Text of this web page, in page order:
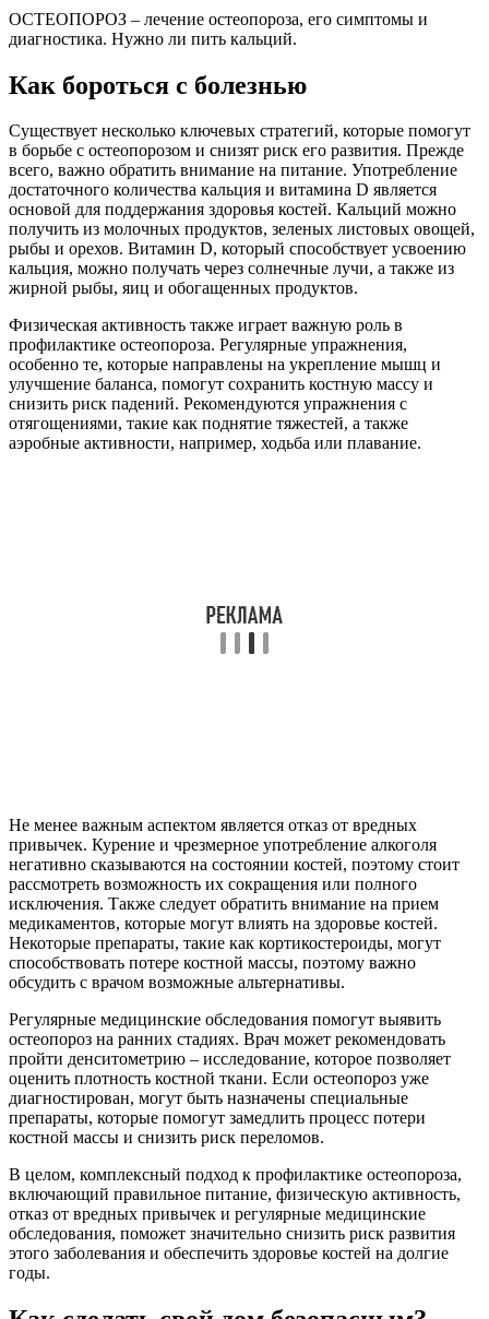
ОСТЕОПОРОЗ – лечение остеопороза, его симптомы и
диагностика. Нужно ли пить кальций.
Как бороться с болезнью
Существует несколько ключевых стратегий, которые помогут
в борьбе с остеопорозом и снизят риск его развития. Прежде
всего, важно обратить внимание на питание. Употребление
достаточного количества кальция и витамина D является
основой для поддержания здоровья костей. Кальций можно
получить из молочных продуктов, зеленых листовых овощей,
рыбы и орехов. Витамин D, который способствует усвоению
кальция, можно получать через солнечные лучи, а также из
жирной рыбы, яиц и обогащенных продуктов.
Физическая активность также играет важную роль в
профилактике остеопороза. Регулярные упражнения,
особенно те, которые направлены на укрепление мышц и
улучшение баланса, помогут сохранить костную массу и
снизить риск падений. Рекомендуются упражнения с
отягощениями, такие как поднятие тяжестей, а также
аэробные активности, например, ходьба или плавание.
Не менее важным аспектом является отказ от вредных
привычек. Курение и чрезмерное употребление алкоголя
негативно сказываются на состоянии костей, поэтому стоит
рассмотреть возможность их сокращения или полного
исключения. Также следует обратить внимание на прием
медикаментов, которые могут влиять на здоровье костей.
Некоторые препараты, такие как кортикостероиды, могут
способствовать потере костной массы, поэтому важно
обсудить с врачом возможные альтернативы.
Регулярные медицинские обследования помогут выявить
остеопороз на ранних стадиях. Врач может рекомендовать
пройти денситометрию – исследование, которое позволяет
оценить плотность костной ткани. Если остеопороз уже
диагностирован, могут быть назначены специальные
препараты, которые помогут замедлить процесс потери
костной массы и снизить риск переломов.
В целом, комплексный подход к профилактике остеопороза,
включающий правильное питание, физическую активность,
отказ от вредных привычек и регулярные медицинские
обследования, поможет значительно снизить риск развития
этого заболевания и обеспечить здоровье костей на долгие
годы.